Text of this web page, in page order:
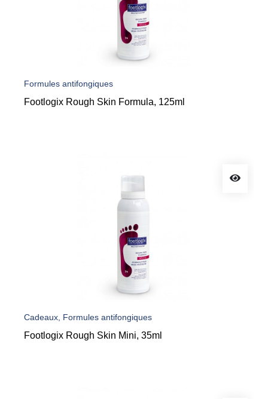
Formules antifongiques
Footlogix Rough Skin Formula, 125ml
Cadeaux, Formules antifongiques
Footlogix Rough Skin Mini, 35ml